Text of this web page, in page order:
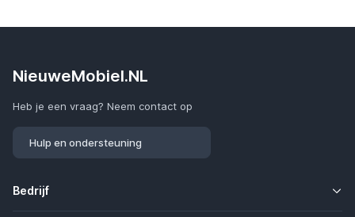
NieuweMobiel.NL
Heb je een vraag? Neem contact op
Hulp en ondersteuning
Bedrijf